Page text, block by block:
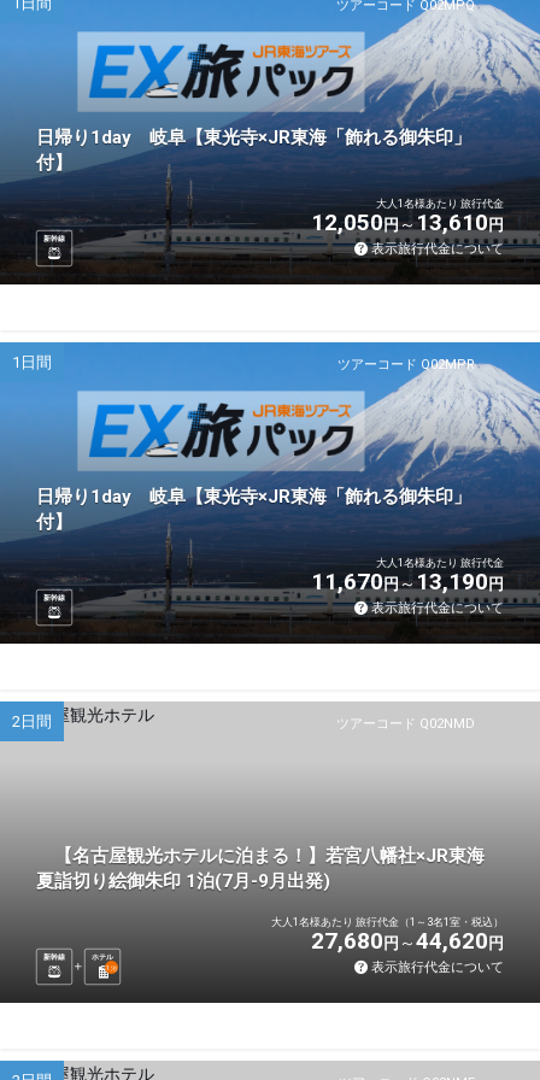
ツアーコード Q02MPQ
日帰り1day 岐阜【東光寺×JR東海「飾れる御朱印」
付】
新幹線
大人1名様あたり 旅行代金
12,050円 13,610円
表示旅行代金について
ツアーコード Q02MPR
1日間
日帰り1day 岐阜【東光寺×JR東海「飾れる御朱印」
付】
新幹線
大人1名様あたり 旅行代金
11,670円 13,190円
表示旅行代金について
ツアーコード Q02NMD
2日間
【名古屋観光ホテルに泊まる！】若宮八幡社×JR東海
夏詣切り絵御朱印 1泊(7月-9月出発)
新幹線
ホテル
1 泊
大人1名様あたり 旅行代金（1～3名1室・税込）
27,680 円 44,620 円
表示旅行代金について